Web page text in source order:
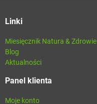
Linki
Miesięcznik Natura & Zdrowie
Blog
Aktualności
Panel klienta
Moje konto